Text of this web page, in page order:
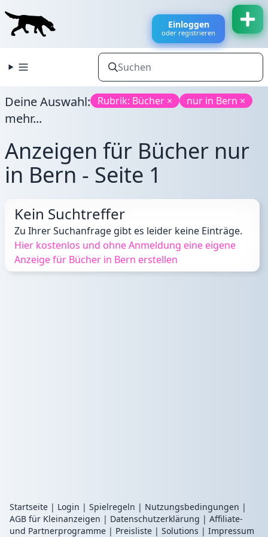
Einloggen
oder registrieren
Deine Auswahl: Rubrik: Bücher × nur in Bern ×
mehr...
Anzeigen für Bücher nur
in Bern - Seite 1
Kein Suchtreffer
Zu Ihrer Suchanfrage gibt es leider keine Einträge.
Hier kostenlos und ohne Anmeldung eine eigene
Anzeige für Bücher in Bern erstellen
Startseite | Login | Spielregeln | Nutzungsbedingungen |
AGB für Kleinanzeigen | Datenschutzerklärung | Affiliate-
und Partnerprogramme | Preisliste | Solutions | Impressum